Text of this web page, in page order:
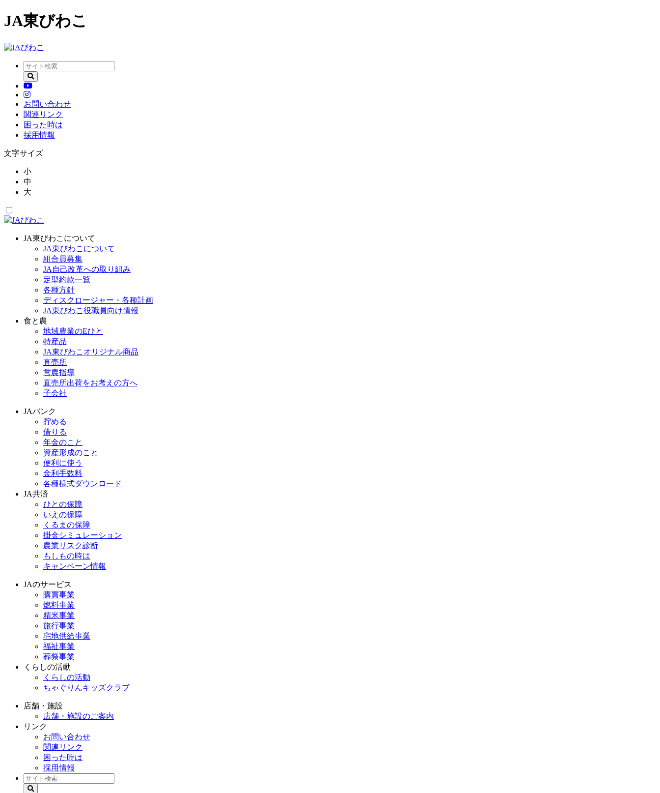
JA東びわこ
お問い合わせ
関連リンク
困った時は
採用情報
文字サイズ
小
中
大
JA東びわこについて
JA東びわこについて
組合員募集
JA自己改革への取り組み
定型約款一覧
各種方針
ディスクロージャー・各種計画
JA東びわこ役職員向け情報
食と農
地域農業のEひと
特産品
JA東びわこオリジナル商品
直売所
営農指導
直売所出荷をお考えの方へ
子会社
JAバンク
貯める
借りる
年金のこと
資産形成のこと
便利に使う
金利手数料
各種様式ダウンロード
JA共済
ひとの保障
いえの保障
くるまの保障
掛金シミュレーション
農業リスク診断
もしもの時は
キャンペーン情報
JAのサービス
購買事業
燃料事業
精米事業
旅行事業
宅地供給事業
福祉事業
葬祭事業
くらしの活動
くらしの活動
ちゃぐりんキッズクラブ
店舗・施設
店舗・施設のご案内
リンク
お問い合わせ
関連リンク
困った時は
採用情報